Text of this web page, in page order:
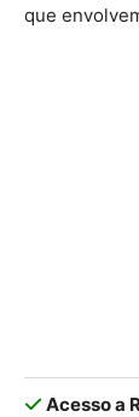
que
Acesso a